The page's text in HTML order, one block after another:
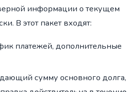
информации о текущем
В этот пакет входят:
платежей, дополнительные
сумму основного долга,